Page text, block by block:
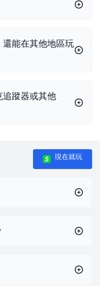
能在其他地區玩
蹤器或其他
現在就玩